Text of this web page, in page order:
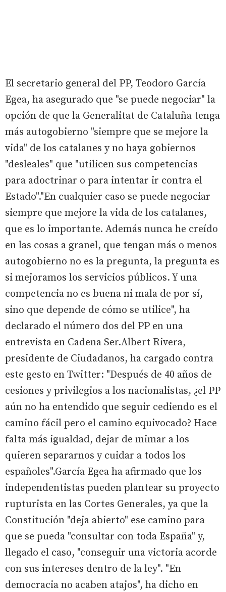
El secretario general del PP, Teodoro García
Egea, ha asegurado que "se puede negociar" la
opción de que la Generalitat de Cataluña tenga
más autogobierno "siempre que se mejore la
vida" de los catalanes y no haya gobiernos
"desleales" que "utilicen sus competencias
para adoctrinar o para intentar ir contra el
Estado"."En cualquier caso se puede negociar
siempre que mejore la vida de los catalanes,
que es lo importante. Además nunca he creído
en las cosas a granel, que tengan más o menos
autogobierno no es la pregunta, la pregunta es
si mejoramos los servicios públicos. Y una
competencia no es buena ni mala de por sí,
sino que depende de cómo se utilice", ha
declarado el número dos del PP en una
entrevista en Cadena Ser.Albert Rivera,
presidente de Ciudadanos, ha cargado contra
este gesto en Twitter: "Después de 40 años de
cesiones y privilegios a los nacionalistas, ¿el PP
aún no ha entendido que seguir cediendo es el
camino fácil pero el camino equivocado? Hace
falta más igualdad, dejar de mimar a los
quieren separarnos y cuidar a todos los
españoles".García Egea ha afirmado que los
independentistas pueden plantear su proyecto
rupturista en las Cortes Generales, ya que la
Constitución "deja abierto" ese camino para
que se pueda "consultar con toda España" y,
llegado el caso, "conseguir una victoria acorde
con sus intereses dentro de la ley". "En
democracia no acaben atajos", ha dicho en